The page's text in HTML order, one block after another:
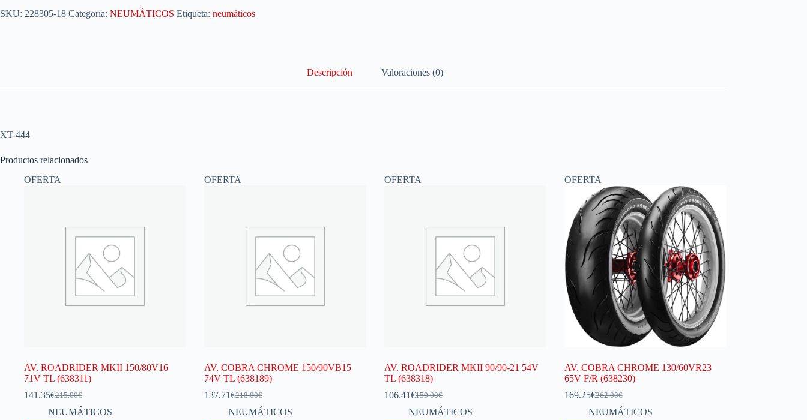
SKU: 228305-18 Categoría: NEUMÁTICOS Etiqueta: neumáticos
Descripción Valoraciones (0)
XT-444
Productos relacionados
OFERTA
AV. ROADRIDER MKII 150/80V16
71V TL (638311)
215.00€
141.35€
NEUMÁTICOS
OFERTA
AV. COBRA CHROME 150/90VB15
74V TL (638189)
218.00€
137.71€
NEUMÁTICOS
OFERTA
AV. ROADRIDER MKII 90/90-21 54V
TL (638318)
159.00€
106.41€
NEUMÁTICOS
OFERTA
AV. COBRA CHROME 130/60VR23
65V F/R (638230)
262.00€
169.25€
NEUMÁTICOS